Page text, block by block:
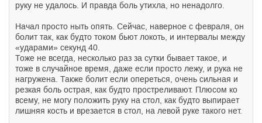
руку не удалось. И правда боль утихла, но ненадолго.
Начал просто ныть опять. Сейчас, наверное с февраля, он
болит так, как будто током бьют локоть, и интервалы между
«ударами» секунд 40.
Тоже не всегда, несколько раз за сутки бывает такое, и
тоже в случайное время, даже если просто лежу, и рука не
нагружена. Также болит если опереться, очень сильная и
резкая боль острая, как будто простреливают. Плюсом ко
всему, не могу положить руку на стол, как будто выпирает
лишняя кость и врезается в стол, на левой руке такого нет.